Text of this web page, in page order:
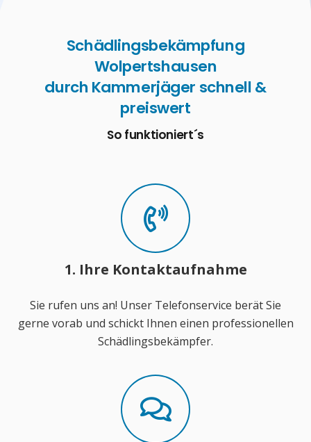
Schädlingsbekämpfung
Wolpertshausen
durch Kammerjäger schnell &
preiswert
So funktioniert´s
1. Ihre Kontaktaufnahme
Sie rufen uns an! Unser Telefonservice berät Sie
gerne vorab und schickt Ihnen einen professionellen
Schädlingsbekämpfer.